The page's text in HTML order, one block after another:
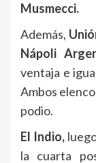
Musmecci.
Además,
Nápoli
ventaja e
Ambos
podio.
El Indio,
la cuarta